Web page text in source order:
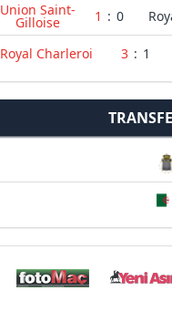
Union Saint-
Gilloise 1 : 0
Royal Charleroi 3 : 1